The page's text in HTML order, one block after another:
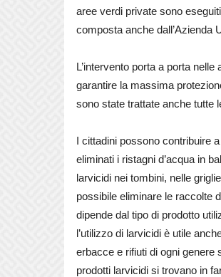
aree verdi private sono
composta anche dall’Azienda
L’intervento porta a porta
garantire la massima
sono state trattate anche tutte
I cittadini possono contribuire
eliminati i ristagni d’acqua in
larvicidi nei tombini, nelle
possibile eliminare le raccolte
dipende dal tipo di prodotto
l’utilizzo di larvicidi è utile
erbacce e rifiuti di ogni genere
prodotti larvicidi si trovano in